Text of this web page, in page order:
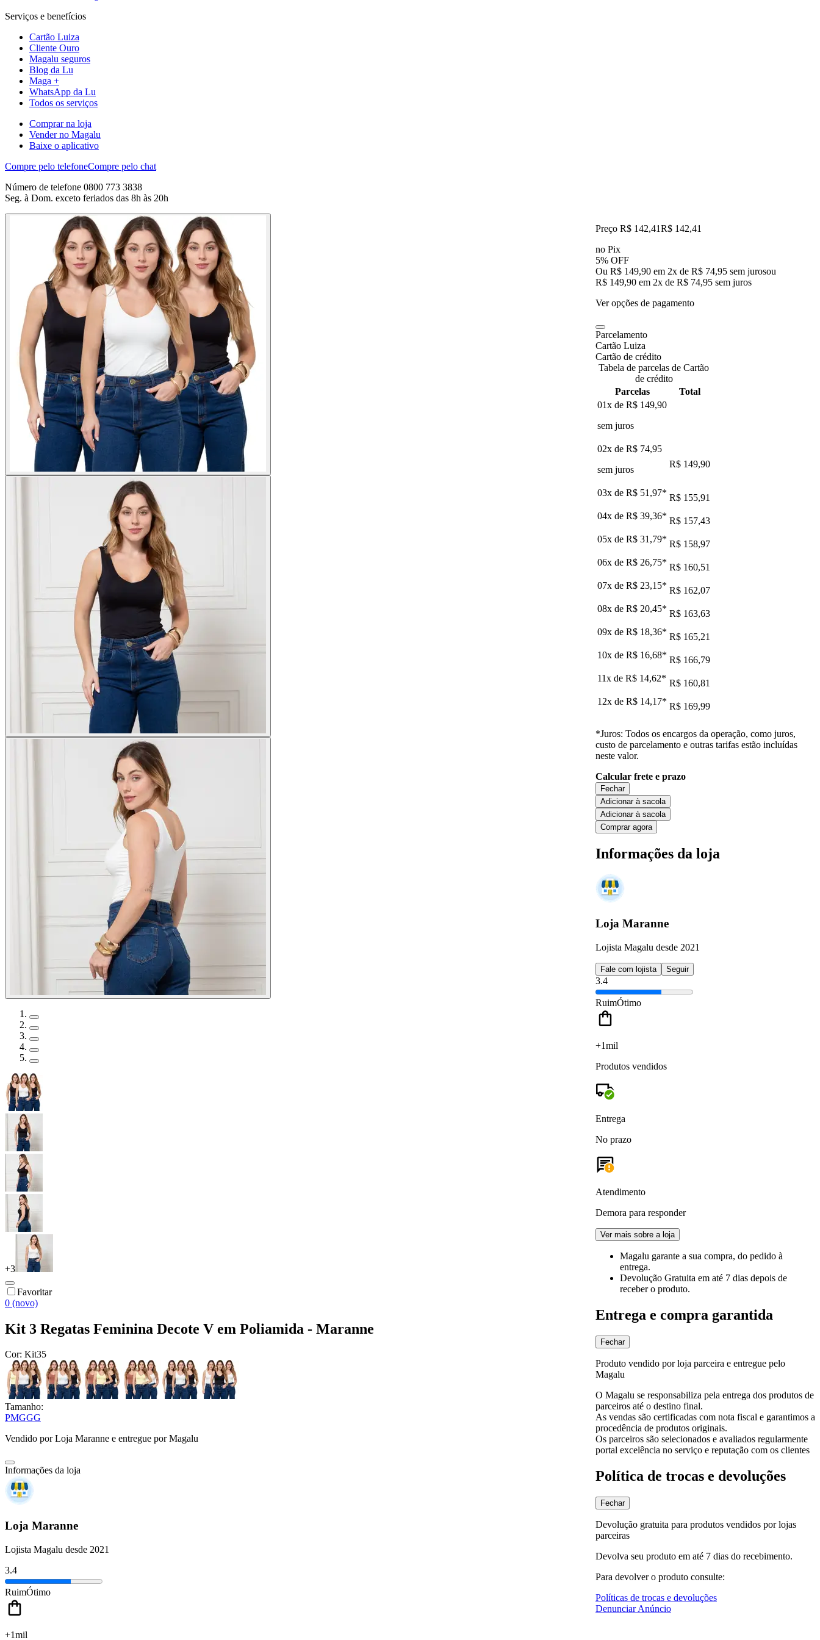
Serviços e benefícios
Cartão Luiza
Cliente Ouro
Magalu seguros
Blog da Lu
Maga +
WhatsApp da Lu
Todos os serviços
Comprar na loja
Vender no Magalu
Baixe o aplicativo
Compre pelo telefoneCompre pelo chat
Número de telefone 0800 773 3838
Seg. à Dom. exceto feriados das 8h às 20h
+3
Favoritar
0 (novo)
Kit 3 Regatas Feminina Decote V em Poliamida - Maranne
Cor: Kit35
Tamanho:
PMGGG
Vendido porLoja Maranne e entregue por Magalu
Informações da loja
Loja Maranne
Lojista Magalu desde 2021
3.4
RuimÓtimo
+1mil
Preço R$ 142,41R$ 142,41
no Pix
5% OFF
Ou R$ 149,90 em 2x de R$ 74,95 sem jurosou
R$ 149,90 em 2x de R$ 74,95 sem juros
Ver opções de pagamento
Parcelamento
Cartão Luiza
Cartão de crédito
Tabela de parcelas de Cartão
de crédito
Parcelas
Total
01x de R$ 149,90
sem juros
02x de R$ 74,95
sem juros
R$ 149,90
03x de R$ 51,97* R$ 155,91
04x de R$ 39,36* R$ 157,43
05x de R$ 31,79* R$ 158,97
06x de R$ 26,75* R$ 160,51
07x de R$ 23,15* R$ 162,07
08x de R$ 20,45* R$ 163,63
09x de R$ 18,36* R$ 165,21
10x de R$ 16,68* R$ 166,79
11x de R$ 14,62* R$ 160,81
12x de R$ 14,17* R$ 169,99
*Juros: Todos os encargos da operação, como juros,
custo de parcelamento e outras tarifas estão incluídas
neste valor.
Calcular frete e prazo
Fechar
Adicionar à sacola
Adicionar à sacola
Comprar agora
Informações da loja
Loja Maranne
Lojista Magalu desde 2021
Fale com lojista Seguir
3.4
RuimÓtimo
+1mil
Produtos vendidos
Entrega
No prazo
Atendimento
Demora para responder
Ver mais sobre a loja
Magalu garante a sua compra, do pedido à
entrega.
Devolução Gratuita em até 7 dias depois de
receber o produto.
Entrega e compra garantida
Fechar
Produto vendido por loja parceira e entregue pelo
Magalu
O Magalu se responsabiliza pela entrega dos produtos de
parceiros até o destino final.
As vendas são certificadas com nota fiscal e garantimos a
procedência de produtos originais.
Os parceiros são selecionados e avaliados regularmente
portal excelência no serviço e reputação com os clientes
Política de trocas e devoluções
Fechar
Devolução gratuita para produtos vendidos por lojas
parceiras
Devolva seu produto em até 7 dias do recebimento.
Para devolver o produto consulte:
Políticas de trocas e devoluções
Denunciar Anúncio